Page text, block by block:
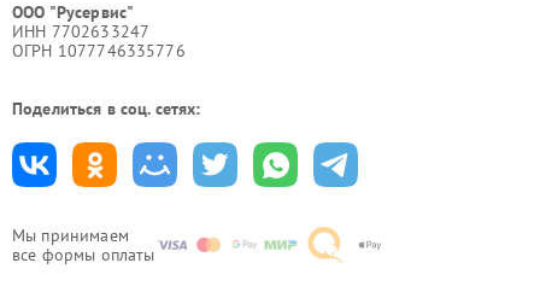
Мы принимаем
все формы оплаты
ООО "Русервис"
ИНН 7702633247
ОГРН 1077746335776
Поделиться в соц. сетях: